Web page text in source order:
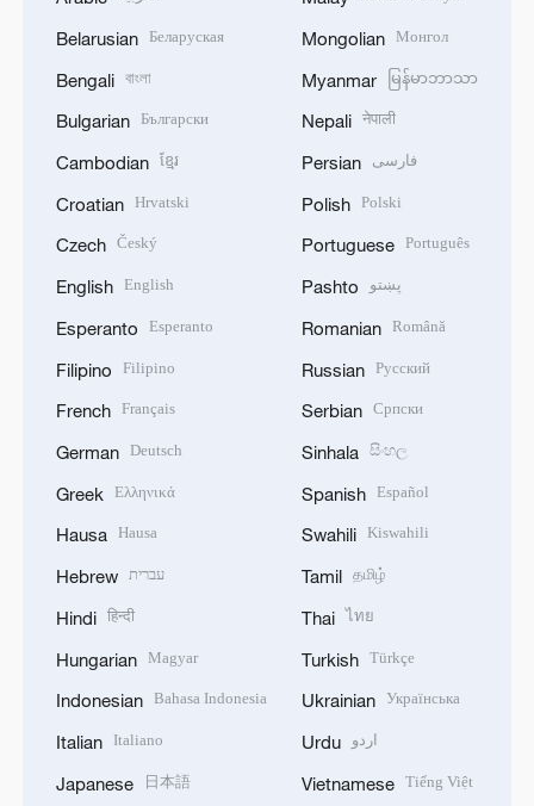
Belarusian Беларуская
Bengali বাংলা
Bulgarian Български
Cambodian ខ្មែរ
Croatian Hrvatski
Czech Český
English English
Esperanto Esperanto
Filipino Filipino
French Français
German Deutsch
Greek Ελληνικά
Hausa Hausa
Hebrew עברית
Hindi हिन्दी
Hungarian Magyar
Indonesian Bahasa Indonesia
Italian Italiano
Japanese 日本語
Mongolian Монгол
Myanmar မြန်မာဘာသာ
Nepali नेपाली
Persian فارسی
Polish Polski
Portuguese Português
Pashto پښتو
Romanian Română
Russian Русский
Serbian Српски
Sinhala සිංහල
Spanish Español
Swahili Kiswahili
Tamil தமிழ்
Thai ไทย
Turkish Türkçe
Ukrainian Українська
Urdu اردو
Vietnamese Tiếng Việt